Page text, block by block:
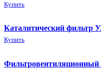
Купить
Каталитический фильтр
Купить